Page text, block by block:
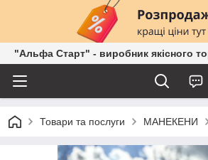
"Альфа Старт" - виробник якісного
Товари та послуги МАНЕКЕНИ